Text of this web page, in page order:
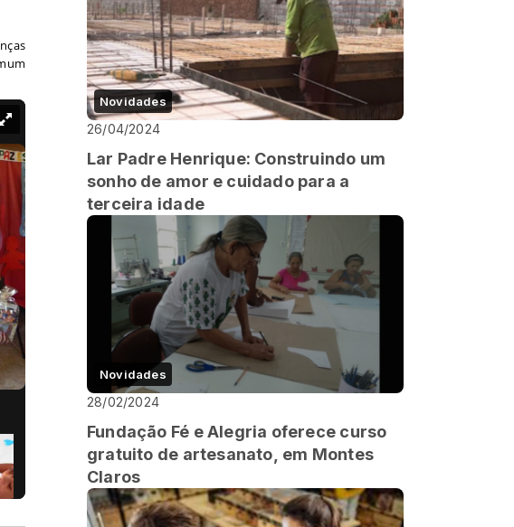
Novidades
26/04/2024
Lar Padre Henrique: Construindo um
sonho de amor e cuidado para a
terceira idade
Novidades
28/02/2024
Fundação Fé e Alegria oferece curso
gratuito de artesanato, em Montes
Claros